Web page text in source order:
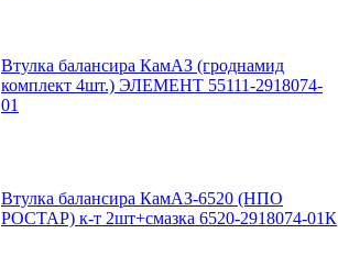
Втулка балансира КамАЗ (гроднамид
комплект 4шт.) ЭЛЕМЕНТ 55111-2918074-
01
Втулка балансира КамАЗ-6520 (НПО
РОСТАР) к-т 2шт+смазка 6520-2918074-01К